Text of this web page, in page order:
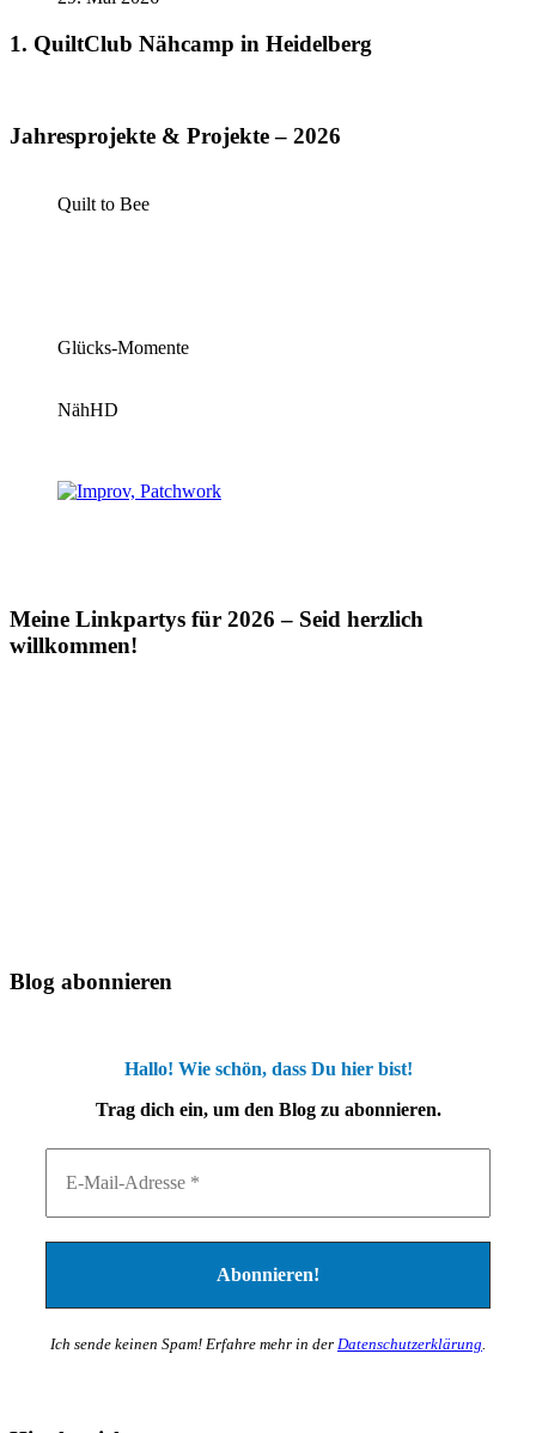
1. QuiltClub Nähcamp in Heidelberg
Jahresprojekte & Projekte – 2026
Quilt to Bee
Glücks-Momente
NähHD
Meine Linkpartys für 2026 – Seid herzlich
willkommen!
Blog abonnieren
Hallo! Wie schön, dass Du hier bist!
Trag dich ein, um den Blog zu abonnieren.
Ich sende keinen Spam! Erfahre mehr in der Datenschutzerklärung